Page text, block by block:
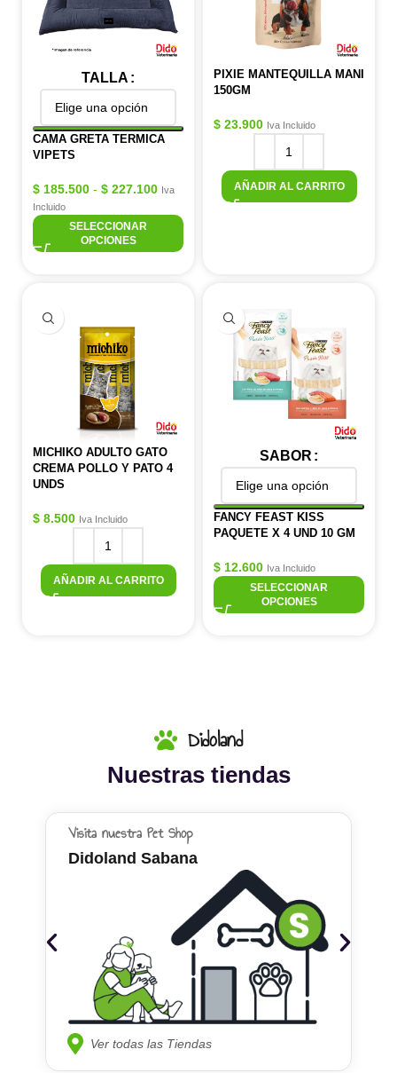
TALLA
CAMA GRETA TERMICA
VIPETS
$ 185.500 - $ 227.100 Iva
Incluido
SELECCIONAR
OPCIONES
PIXIE MANTEQUILLA MANI
150GM
$ 23.900 Iva Incluido
AÑADIR AL CARRITO
MICHIKO ADULTO GATO
CREMA POLLO Y PATO 4
UNDS
$ 8.500 Iva Incluido
AÑADIR AL CARRITO
SABOR
FANCY FEAST KISS
PAQUETE X 4 UND 10 GM
$ 12.600 Iva Incluido
SELECCIONAR
OPCIONES
Didoland
Nuestras tiendas
Visita nuestra Pet Shop
Didoland Sabana
Ver todas las Tiendas